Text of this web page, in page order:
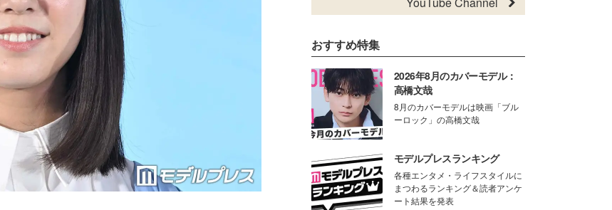
おすすめ特集
2026年8月のカバーモデル：
高橋文哉
8月のカバーモデルは映画「ブル
ーロック」の高橋文哉
モデルプレスランキング
各種エンタメ・ライフスタイルに
まつわるランキング＆読者アンケ
ート結果を発表